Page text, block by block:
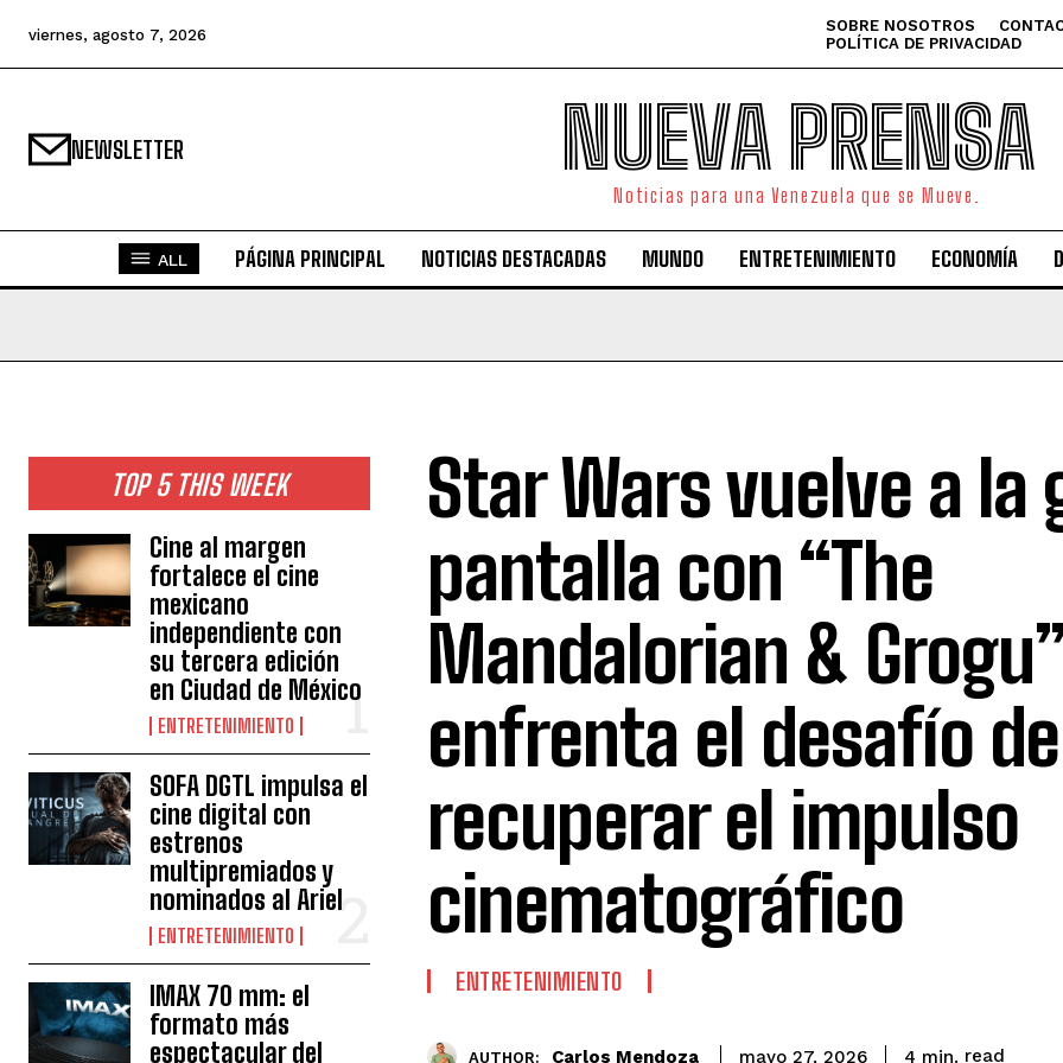
viernes, agosto 7, 2026 SOBRE NOSOTROS
POLÍTICA DE PRIVACIDAD
NEWSLETTER NUEVA PRENSA
Noticias para una Venezuela que se Mueve.
ALL PÁGINA PRINCIPAL NOTICIAS DESTACADAS MUNDO ENTRETENIMIENTO ECONOMÍA
TOP 5 THIS WEEK
Cine al margen
fortalece el cine
mexicano
independiente con
su tercera edición
en Ciudad de México
ENTRETENIMIENTO
SOFA DGTL impulsa el
cine digital con
estrenos
multipremiados y
nominados al Ariel
ENTRETENIMIENTO
IMAX 70 mm: el
formato más
espectacular del
Star Wars vuelve a la
pantalla con “The
Mandalorian &
enfrenta el desafío de
recuperar el impulso
cinematográfico
ENTRETENIMIENTO
AUTHOR: Carlos Mendoza mayo 27, 2026 4 min. read